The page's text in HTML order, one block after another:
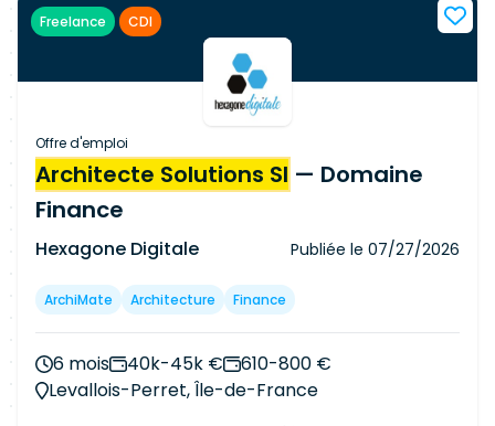
Freelance CDI
Offre d'emploi
Architecte Solutions SI — Domaine
Finance
Hexagone Digitale Publiée le 07/27/2026
ArchiMate Architecture Finance
6 mois 40k-45k €
610-800 €
Levallois-Perret, Île-de-France